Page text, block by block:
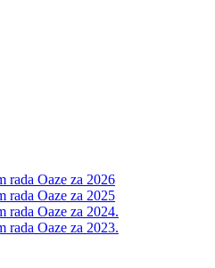
rada Oaze za 2026
rada Oaze za 2025
rada Oaze za 2024.
rada Oaze za 2023.